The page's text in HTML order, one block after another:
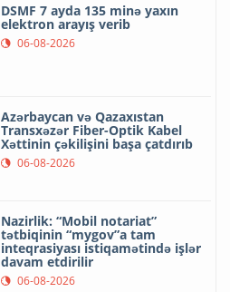
DSMF 7 ayda 135 minə yaxın
elektron arayış verib
06-08-2026
Azərbaycan və Qazaxıstan
Transxəzər Fiber-Optik Kabel
Xəttinin çəkilişini başa çatdırıb
06-08-2026
Nazirlik: “Mobil notariat”
tətbiqinin “mygov”a tam
inteqrasiyası istiqamətində işlər
davam etdirilir
06-08-2026